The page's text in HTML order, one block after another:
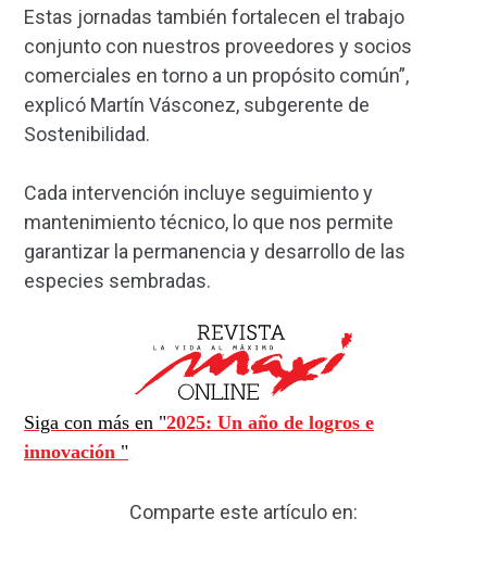
Estas jornadas también fortalecen el trabajo
conjunto con nuestros proveedores y socios
comerciales en torno a un propósito común”,
explicó Martín Vásconez, subgerente de
Sostenibilidad.
Cada intervención incluye seguimiento y
mantenimiento técnico, lo que nos permite
garantizar la permanencia y desarrollo de las
especies sembradas.
Siga con más en "2025: Un año de logros e
innovación "
Comparte este artículo en: